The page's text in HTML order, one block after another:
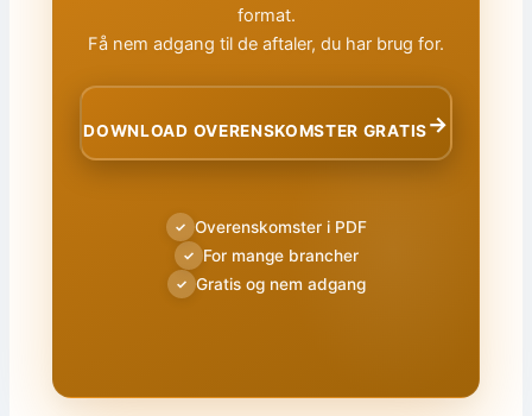
format.
Få nem adgang til de aftaler, du har brug for.
DOWNLOAD OVERENSKOMSTER GRATIS→
✓ Overenskomster i PDF
✓ For mange brancher
✓ Gratis og nem adgang